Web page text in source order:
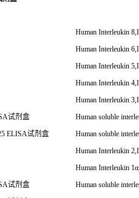
Human Interleukin
Human Interleukin
Human Interleukin
Human Interleukin
Human Interleukin
试剂盒 Human soluble
ELISA试剂盒 Human soluble
Human Interleukin
Human Interleukin 1α
试剂盒 Human soluble